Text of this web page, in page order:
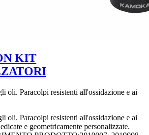
KIT
oli. Paracolpi resistenti all'ossidazione e ai
oli. Paracolpi resistenti all'ossidazione e ai
e geometricamente personalizzate.